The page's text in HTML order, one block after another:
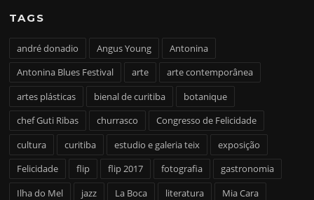
TAGS
andré donadio Angus Young
Antonina
Antonina Blues Festival
arte
arte contemporânea
artes plásticas
bienal de curitiba
botanique
chef Guti Ribas
churrasco
Congresso de Felicidade
cultura
curitiba estudio e galeria teix
exposição
Felicidade
flip flip 2017 fotografia
gastronomia
Ilha do Mel
jazz La Boca literatura
Mia Cara